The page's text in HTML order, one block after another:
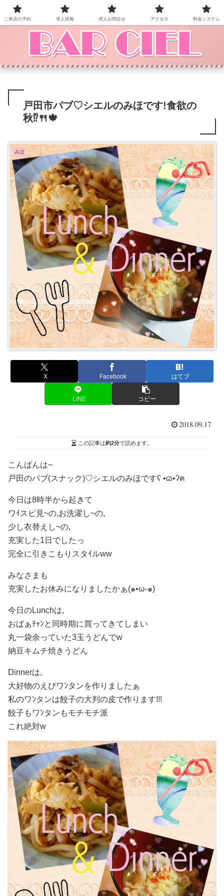
BAR CIEL！ご来店お待ちしています。
戸田市パブ♡ シエルのみほです!食欲の
秋⁉️🍴🍁
みほ
X Facebook はてブ
LINE コピー
2018.09.17
この記事は約2分で読めます。
こんばんは~
戸田のパブ(スナック)♡ シエルのみほですʕ •ɷ•ʔฅ
今日は8時半から起きて
ワｲスピ見~の,お洗濯し~の,
少し衣替えし~の,
充実した1日でしたっ
完全に引きこもりスタｲルww
みなさまも
充実したお休みになりましたかぁ(๑•ω-๑)
今日のLunchは,
おばぁﾁｬﾝと同時期に買ってきてしまい
丸一袋余っていた3玉うどんでw
納豆キムチ焼きうどん
Dinnerは,
大好物のえびワﾝタンを作りましたぁ
私のワﾝタンは餃子の大判の皮で作ります!!!
餃子もワﾝタンもモチモチ派
これ絶対w
ご来店の予約 求人情報 求人お問合せ アクセス 料金システム